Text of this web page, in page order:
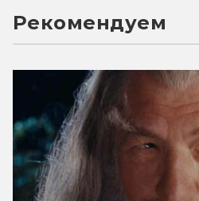
Рекомендуем